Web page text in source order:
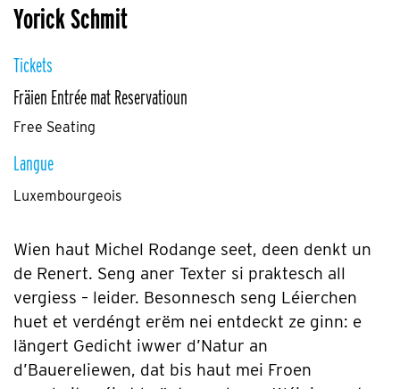
Yorick Schmit
Tickets
Fräien Entrée mat Reservatioun
Free Seating
Langue
Luxembourgeois
Wien haut Michel Rodange seet, deen denkt un
de Renert. Seng aner Texter si praktesch all
vergiess – leider. Besonnesch seng Léierchen
huet et verdéngt erëm nei entdeckt ze ginn: e
längert Gedicht iwwer d’Natur an
d’Bauereliewen, dat bis haut mei Froen